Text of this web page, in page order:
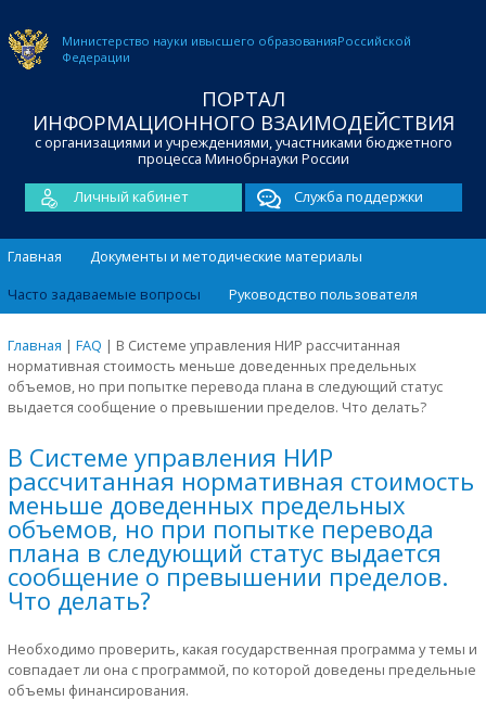
Министерство науки ивысшего образованияРоссийской
Федерации
ПОРТАЛ
ИНФОРМАЦИОННОГО ВЗАИМОДЕЙСТВИЯ
с организациями и учреждениями, участниками бюджетного
процесса Минобрнауки России
Личный кабинет
Служба поддержки
Главная
Документы и методические материалы
Часто задаваемые вопросы
Руководство пользователя
Главная | FAQ | В Системе управления НИР рассчитанная
нормативная стоимость меньше доведенных предельных
объемов, но при попытке перевода плана в следующий статус
выдается сообщение о превышении пределов. Что делать?
В Системе управления НИР
рассчитанная нормативная стоимость
меньше доведенных предельных
объемов, но при попытке перевода
плана в следующий статус выдается
сообщение о превышении пределов.
Что делать?
Необходимо проверить, какая государственная программа у темы и
совпадает ли она с программой, по которой доведены предельные
объемы финансирования.